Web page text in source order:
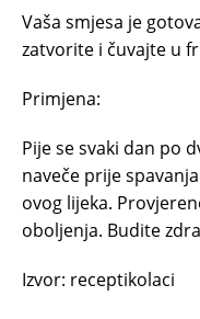
Vaša smjesa je
zatvorite i čuvajte u
Primjena:
Pije se svaki dan po
naveče prije
ovog lijeka.
oboljenja. Budite
Izvor: receptikolaci